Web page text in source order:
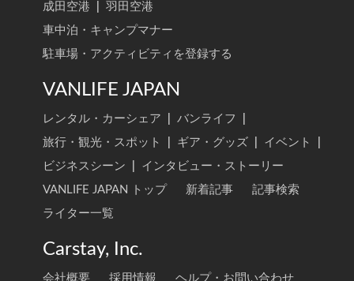
成田空港
羽田空港
車中泊・キャンプマナー
駐車場・アクティビティを登録する
VANLIFE JAPAN
レンタル・カーシェア バンライフ
旅行・観光・スポット
ギア・グッズ イベント
ビジネスシーン
インタビュー・ストーリー
VANLIFE JAPAN トップ
新着記事
記事検索
ライター一覧
Carstay, Inc.
会社概要 採用情報 ヘルプ・お問い合わせ